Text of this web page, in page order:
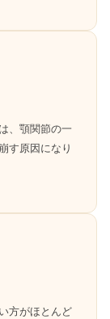
、顎関節の一
す原因になり
方がほとんど